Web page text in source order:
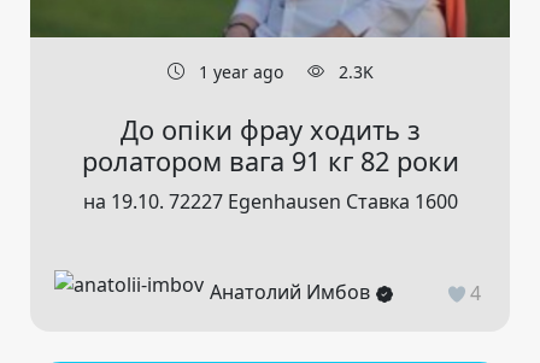
1 year ago 2.3K
До опіки фрау ходить з
ролатором вага 91 кг 82 роки
на 19.10. 72227 Egenhausen Ставка 1600
Анатолий Имбов 4